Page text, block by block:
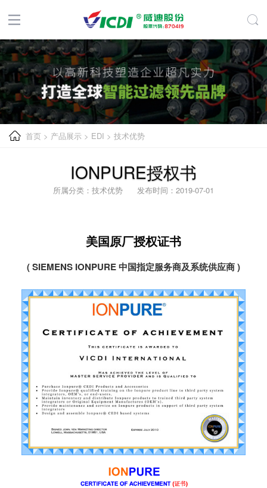
首页 > 产品展示 > EDI > 技术优势
IONPURE授权书
所属分类：技术优势 发布时间：2019-07-01
美国原厂授权证书
( SIEMENS IONPURE 中国指定服务商及系统供应商 )